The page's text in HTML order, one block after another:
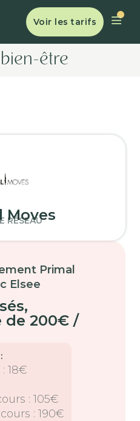
Voir les tarifs
être
Moves
RÉSEAU
Primal
Elsee
,
de 200€ /
18€
: 105€
: 190€